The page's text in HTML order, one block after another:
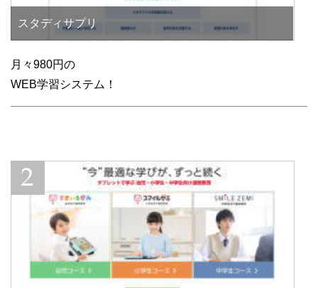
スタディサプリ
月々980円の
WEB学習システム！